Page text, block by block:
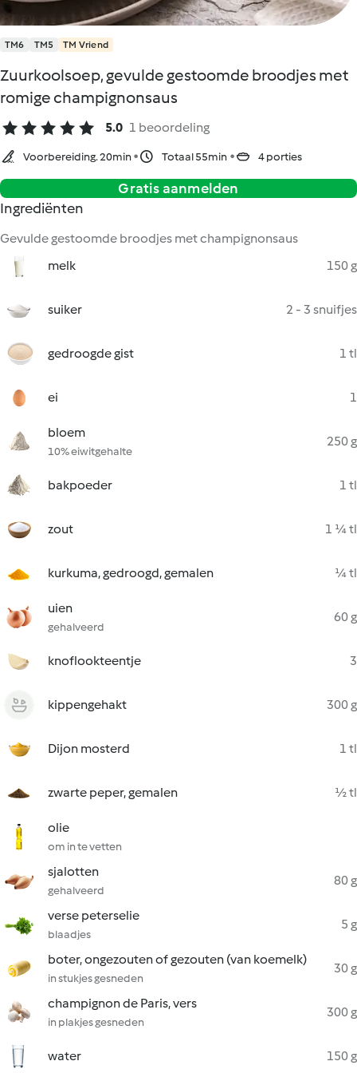
TM6 TM5 TM Vriend
Zuurkoolsoep, gevulde gestoomde broodjes met
romige champignonsaus
5.0 1 beoordeling
Voorbereiding. 20min Totaal 55min 4 porties
Gratis aanmelden
Ingrediënten
Gevulde gestoomde broodjes met champignonsaus
melk
150 g
suiker 2 - 3 snuifjes
gedroogde gist 1 tl
ei 1
bloem
10% eiwitgehalte
250 g
bakpoeder 1 tl
zout 1 ¼ tl
kurkuma, gedroogd, gemalen ¼ tl
uien
gehalveerd
60 g
knoflookteentje 3
kippengehakt 300 g
Dijon mosterd 1 tl
zwarte peper, gemalen ½ tl
olie
om in te vetten
sjalotten
gehalveerd
80 g
verse peterselie
blaadjes
5 g
boter, ongezouten of gezouten (van koemelk)
in stukjes gesneden
30 g
champignon de Paris, vers
in plakjes gesneden
300 g
water 150 g